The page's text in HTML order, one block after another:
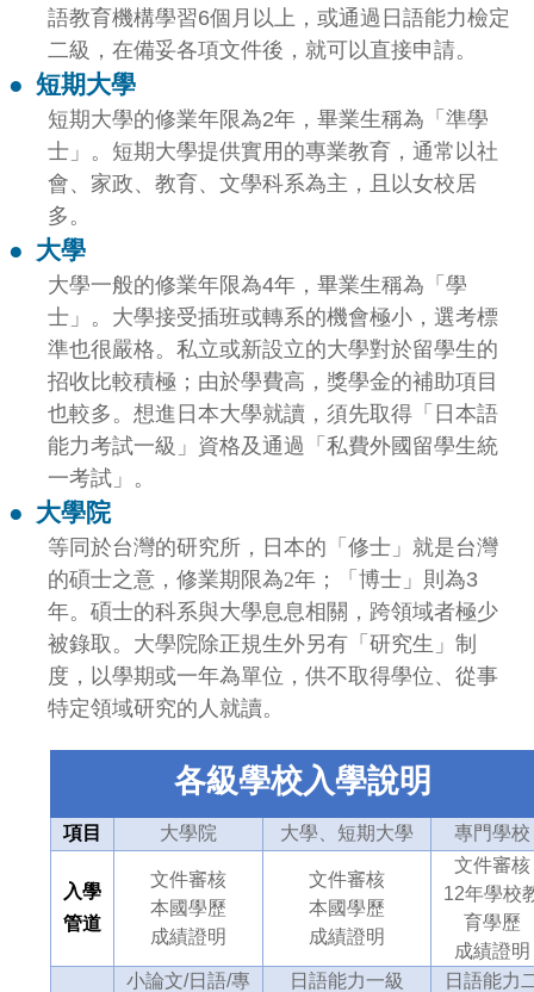
語教育機構學習6個月以上，或通過日語能力檢定
二級，在備妥各項文件後，就可以直接申請。
● 短期大學
短期大學的修業年限為2年，畢業生稱為「準學
士」。短期大學提供實用的專業教育，通常以社
會、家政、教育、文學科系為主，且以女校居
多。
● 大學
大學一般的修業年限為4年，畢業生稱為「學
士」。大學接受插班或轉系的機會極小，選考標
準也很嚴格。私立或新設立的大學對於留學生的
招收比較積極；由於學費高，獎學金的補助項目
也較多。想進日本大學就讀，須先取得「日本語
能力考試一級」資格及通過「私費外國留學生統
一考試」。
大學院
等同於台灣的研究所，日本的「修士」就是台灣
的碩士之意，修業期限為2年；「博士」則為3
年。碩士的科系與大學息息相關，跨領域者極少
被錄取。大學院除正規生外另有「研究生」制
度，以學期或一年為單位，供不取得學位、從事
特定領域研究的人就讀。
各級學校入學說明
項目 大學院 大學、短期大學 專門學校
入學
管道
文件審核
本國學歷
成績證明
文件審核
本國學歷
成績證明
文件審核
12年學校
育學歷
成績證明
小論文/日語/專
日語能力一級
日語能力